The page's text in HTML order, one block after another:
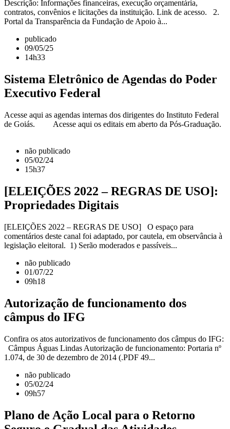
Descrição: Informações financeiras, execução orçamentária,
contratos, convênios e licitações da instituição. Link de acesso. 2.
Portal da Transparência da Fundação de Apoio à...
publicado
09/05/25
14h33
Sistema Eletrônico de Agendas do Poder
Executivo Federal
Acesse aqui as agendas internas dos dirigentes do Instituto Federal
de Goiás. Acesse aqui os editais em aberto da Pós-Graduação.
não publicado
05/02/24
15h37
[ELEIÇÕES 2022 – REGRAS DE USO]:
Propriedades Digitais
[ELEIÇÕES 2022 – REGRAS DE USO] O espaço para
comentários deste canal foi adaptado, por cautela, em observância à
legislação eleitoral. 1) Serão moderados e passíveis...
não publicado
01/07/22
09h18
Autorização de funcionamento dos
câmpus do IFG
Confira os atos autorizativos de funcionamento dos câmpus do IFG:
Câmpus Águas Lindas Autorização de funcionamento: Portaria nº
1.074, de 30 de dezembro de 2014 (.PDF 49...
não publicado
05/02/24
09h57
Plano de Ação Local para o Retorno